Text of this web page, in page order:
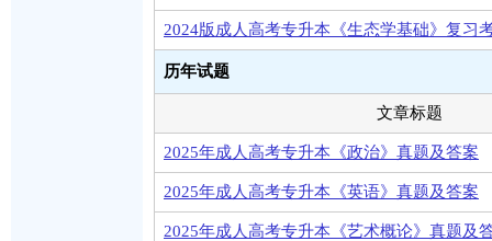
2024版成人高考专升本《生态学基础》复习
历年试题
文章标题
2025年成人高考专升本《政治》真题及答案
2025年成人高考专升本《英语》真题及答案
2025年成人高考专升本《艺术概论》真题及